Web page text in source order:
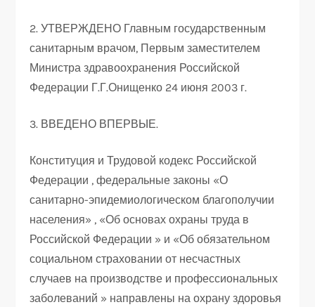
2. УТВЕРЖДЕНО Главным государственным
санитарным врачом, Первым заместителем
Министра здравоохранения Российской
Федерации Г.Г.Онищенко 24 июня 2003 г.
3. ВВЕДЕНО ВПЕРВЫЕ.
Конституция и Трудовой кодекс Российской
Федерации , федеральные законы «О
санитарно-эпидемиологическом благополучии
населения» , «Об основах охраны труда в
Российской Федерации » и «Об обязательном
социальном страховании от несчастных
случаев на производстве и профессиональных
заболеваний » направлены на охрану здоровья